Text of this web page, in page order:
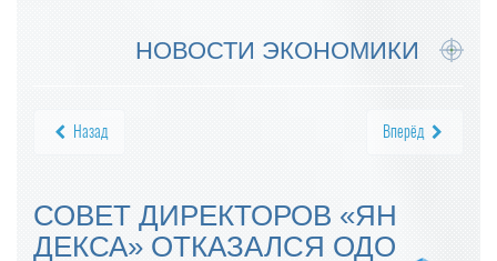
НОВОСТИ ЭКОНОМИКИ
Назад Вперёд
СОВЕТ ДИРЕКТОРОВ «ЯН
ДЕКСА» ОТКАЗАЛСЯ ОДО